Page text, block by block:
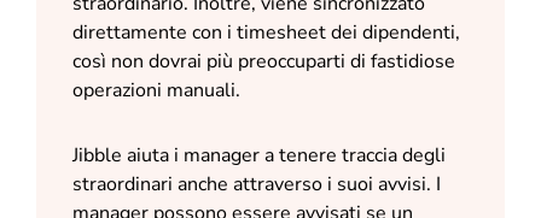
direttamente con i timesheet dei dipendenti,
così non dovrai più preoccuparti di fastidiose
operazioni manuali.
Jibble aiuta i manager a tenere traccia degli
straordinari anche attraverso i suoi avvisi. I